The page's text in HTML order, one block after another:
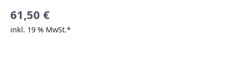
61,50 €
inkl. 19 % MwSt.*